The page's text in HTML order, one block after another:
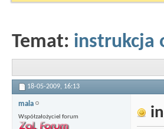
Temat: instrukcja
18-05-2009, 16:13
mala
Współzałożyciel forum